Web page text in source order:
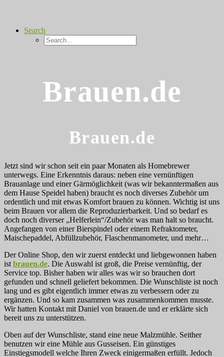
Search
Brauen.de
Brauen.de
Jetzt sind wir schon seit ein paar Monaten als Homebrewer
unterwegs. Eine Erkenntnis daraus: neben eine vernünftigen
Brauanlage und einer Gärmöglichkeit (was wir bekanntermaßen aus
dem Hause Speidel haben) braucht es noch diverses Zubehör um
ordentlich und mit etwas Komfort brauen zu können. Wichtig ist uns
beim Brauen vor allem die Reproduzierbarkeit. Und so bedarf es
doch noch diverser „Helferlein“/Zubehör was man halt so braucht.
Angefangen von einer Bierspindel oder einem Refraktometer,
Maischepaddel, Abfüllzubehör, Flaschenmanometer, und mehr…
Der Online Shop, den wir zuerst entdeckt und liebgewonnen haben
ist brauen.de. Die Auswahl ist groß, die Preise vernünftig, der
Service top. Bisher haben wir alles was wir so brauchen dort
gefunden und schnell geliefert bekommen. Die Wunschliste ist noch
lang und es gibt eigentlich immer etwas zu verbessern oder zu
ergänzen. Und so kam zusammen was zusammenkommen musste.
Wir hatten Kontakt mit Daniel von brauen.de und er erklärte sich
bereit uns zu unterstützen.
Oben auf der Wunschliste, stand eine neue Malzmühle. Seither
benutzen wir eine Mühle aus Gusseisen. Ein günstiges
Einstiegsmodell welche Ihren Zweck einigermaßen erfüllt. Jedoch